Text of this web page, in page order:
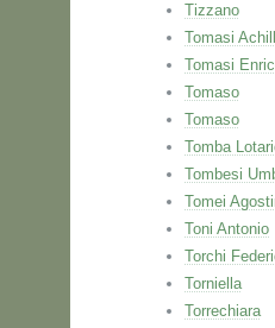
Tizzano
Tomasi
Tomasi
Tomaso
Tomaso
Tomba
Tombesi
Tomei
Toni Antonio
Torchi
Torniella
Torrechiara